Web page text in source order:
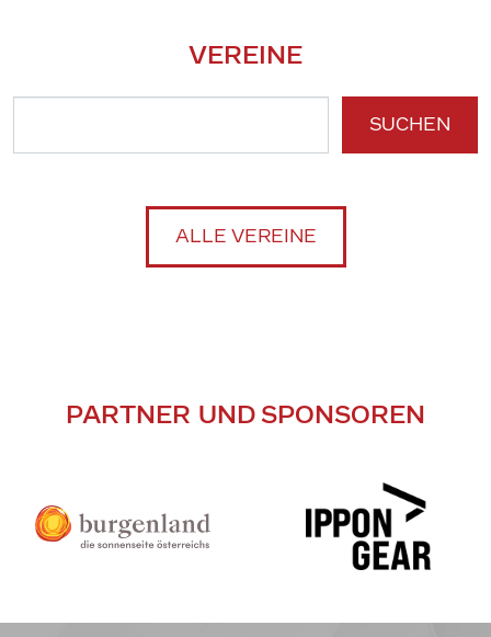
VEREINE
SUCHEN
ALLE VEREINE
PARTNER UND SPONSOREN